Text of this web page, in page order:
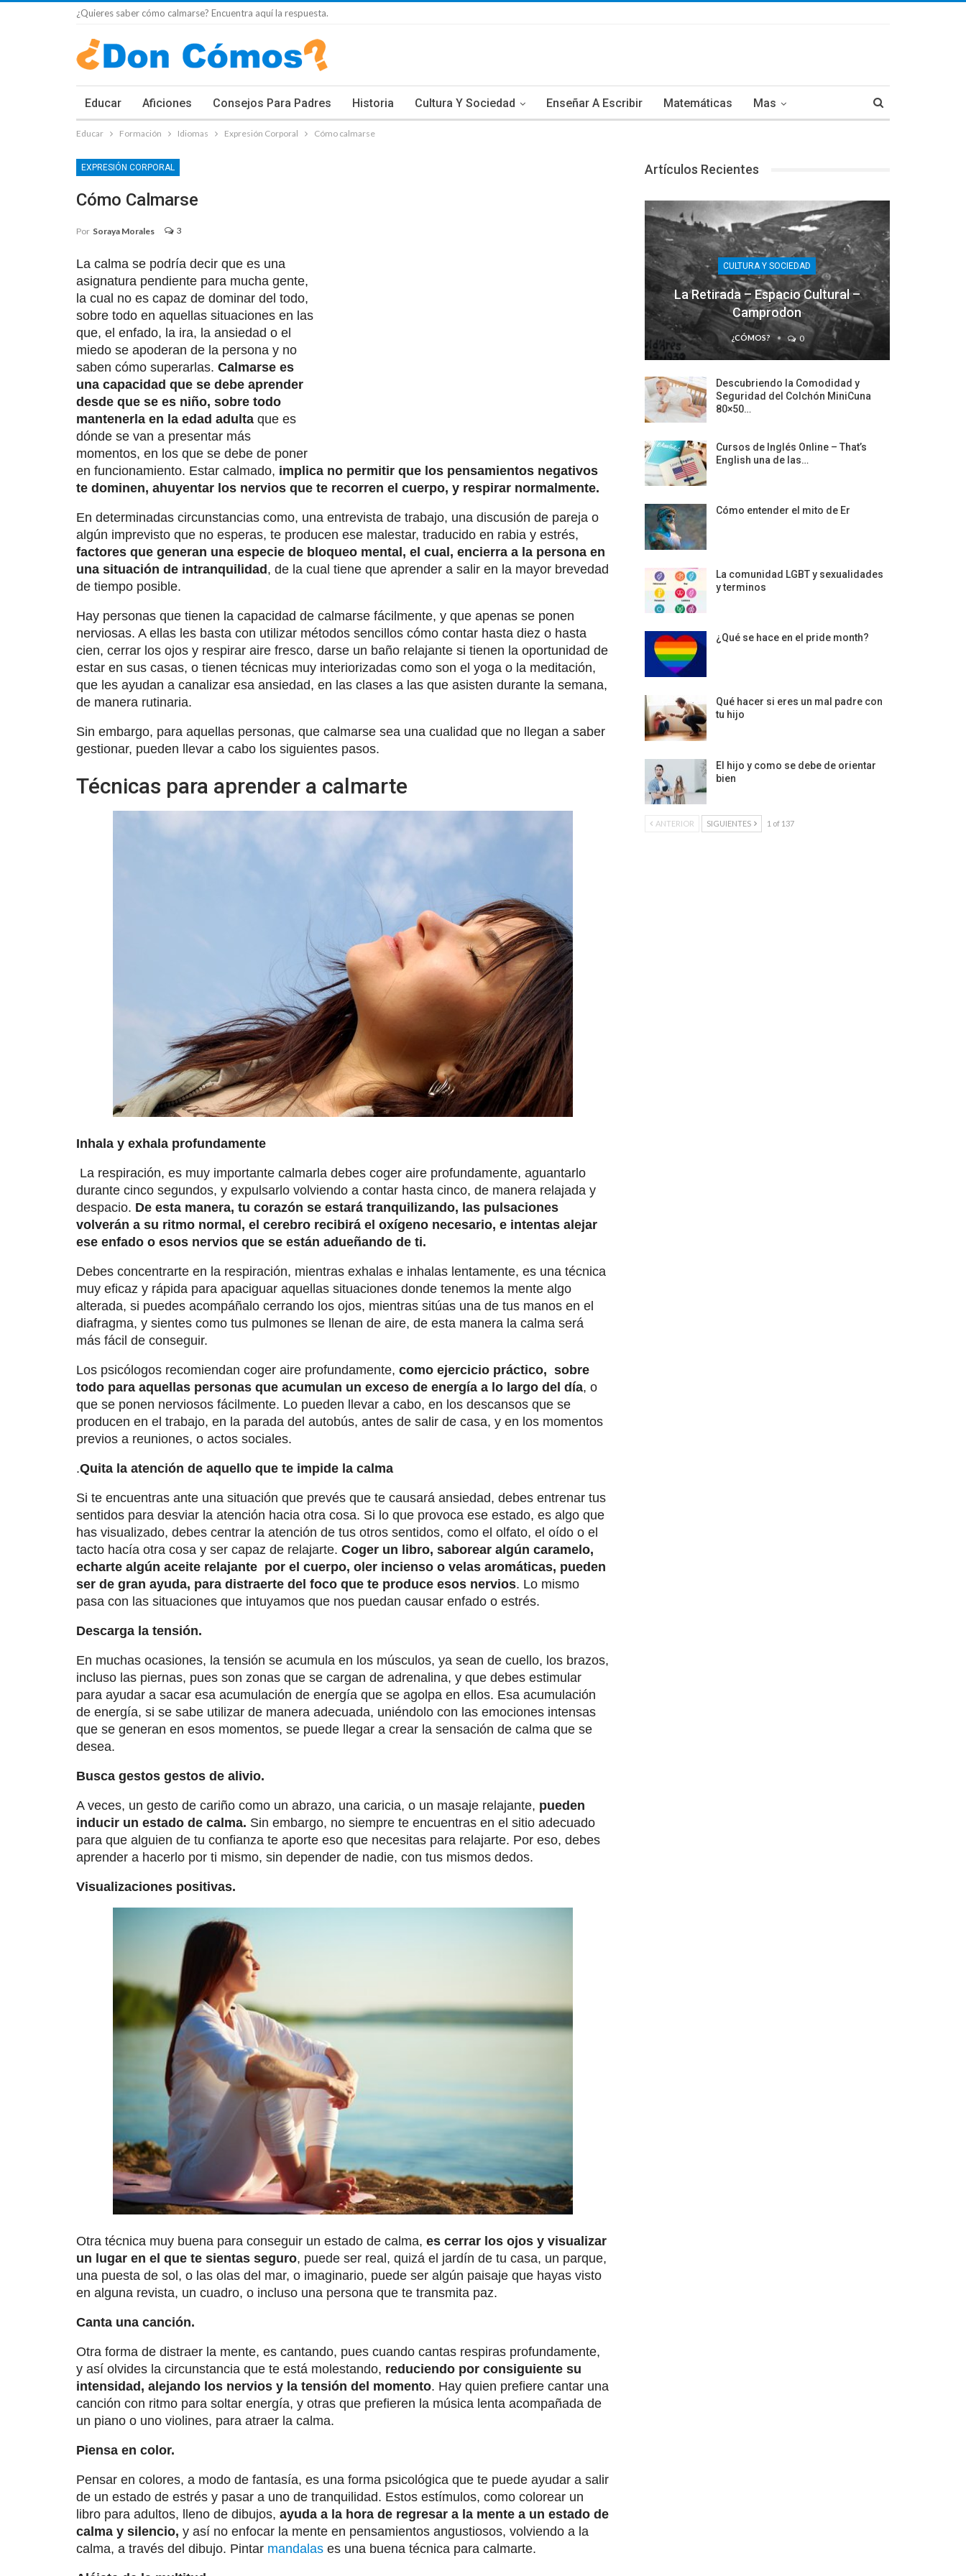
¿Quieres saber cómo calmarse? Encuentra aquí la respuesta.
Educar Aficiones Consejos Para Padres Historia Cultura Y Sociedad Enseñar A Escribir Matemáticas Mas
Educar Formación Idiomas Expresión Corporal Cómo calmarse
EXPRESIÓN CORPORAL
Cómo Calmarse
Por Soraya Morales 3
La calma se podría decir que es una
asignatura pendiente para mucha gente,
la cual no es capaz de dominar del todo,
sobre todo en aquellas situaciones en las
que, el enfado, la ira, la ansiedad o el
miedo se apoderan de la persona y no
saben cómo superarlas. Calmarse es
una capacidad que se debe aprender
desde que se es niño, sobre todo
mantenerla en la edad adulta que es
dónde se van a presentar más
momentos, en los que se debe de poner
en funcionamiento. Estar calmado, implica no permitir que los pensamientos negativos
te dominen, ahuyentar los nervios que te recorren el cuerpo, y respirar normalmente.
En determinadas circunstancias como, una entrevista de trabajo, una discusión de pareja o
algún imprevisto que no esperas, te producen ese malestar, traducido en rabia y estrés,
factores que generan una especie de bloqueo mental, el cual, encierra a la persona en
una situación de intranquilidad, de la cual tiene que aprender a salir en la mayor brevedad
de tiempo posible.
Hay personas que tienen la capacidad de calmarse fácilmente, y que apenas se ponen
nerviosas. A ellas les basta con utilizar métodos sencillos cómo contar hasta diez o hasta
cien, cerrar los ojos y respirar aire fresco, darse un baño relajante si tienen la oportunidad de
estar en sus casas, o tienen técnicas muy interiorizadas como son el yoga o la meditación,
que les ayudan a canalizar esa ansiedad, en las clases a las que asisten durante la semana,
de manera rutinaria.
Sin embargo, para aquellas personas, que calmarse sea una cualidad que no llegan a saber
gestionar, pueden llevar a cabo los siguientes pasos.
Técnicas para aprender a calmarte
Inhala y exhala profundamente
La respiración, es muy importante calmarla debes coger aire profundamente, aguantarlo
durante cinco segundos, y expulsarlo volviendo a contar hasta cinco, de manera relajada y
despacio. De esta manera, tu corazón se estará tranquilizando, las pulsaciones
volverán a su ritmo normal, el cerebro recibirá el oxígeno necesario, e intentas alejar
ese enfado o esos nervios que se están adueñando de ti.
Debes concentrarte en la respiración, mientras exhalas e inhalas lentamente, es una técnica
muy eficaz y rápida para apaciguar aquellas situaciones donde tenemos la mente algo
alterada, si puedes acompáñalo cerrando los ojos, mientras sitúas una de tus manos en el
diafragma, y sientes como tus pulmones se llenan de aire, de esta manera la calma será
más fácil de conseguir.
Los psicólogos recomiendan coger aire profundamente, como ejercicio práctico, sobre
todo para aquellas personas que acumulan un exceso de energía a lo largo del día, o
que se ponen nerviosos fácilmente. Lo pueden llevar a cabo, en los descansos que se
producen en el trabajo, en la parada del autobús, antes de salir de casa, y en los momentos
previos a reuniones, o actos sociales.
.Quita la atención de aquello que te impide la calma
Si te encuentras ante una situación que prevés que te causará ansiedad, debes entrenar tus
sentidos para desviar la atención hacia otra cosa. Si lo que provoca ese estado, es algo que
has visualizado, debes centrar la atención de tus otros sentidos, como el olfato, el oído o el
tacto hacía otra cosa y ser capaz de relajarte. Coger un libro, saborear algún caramelo,
echarte algún aceite relajante por el cuerpo, oler incienso o velas aromáticas, pueden
ser de gran ayuda, para distraerte del foco que te produce esos nervios. Lo mismo
pasa con las situaciones que intuyamos que nos puedan causar enfado o estrés.
Descarga la tensión.
En muchas ocasiones, la tensión se acumula en los músculos, ya sean de cuello, los brazos,
incluso las piernas, pues son zonas que se cargan de adrenalina, y que debes estimular
para ayudar a sacar esa acumulación de energía que se agolpa en ellos. Esa acumulación
de energía, si se sabe utilizar de manera adecuada, uniéndolo con las emociones intensas
que se generan en esos momentos, se puede llegar a crear la sensación de calma que se
desea.
Busca gestos gestos de alivio.
A veces, un gesto de cariño como un abrazo, una caricia, o un masaje relajante, pueden
inducir un estado de calma. Sin embargo, no siempre te encuentras en el sitio adecuado
para que alguien de tu confianza te aporte eso que necesitas para relajarte. Por eso, debes
aprender a hacerlo por ti mismo, sin depender de nadie, con tus mismos dedos.
Visualizaciones positivas.
Otra técnica muy buena para conseguir un estado de calma, es cerrar los ojos y visualizar
un lugar en el que te sientas seguro, puede ser real, quizá el jardín de tu casa, un parque,
una puesta de sol, o las olas del mar, o imaginario, puede ser algún paisaje que hayas visto
en alguna revista, un cuadro, o incluso una persona que te transmita paz.
Canta una canción.
Otra forma de distraer la mente, es cantando, pues cuando cantas respiras profundamente,
y así olvides la circunstancia que te está molestando, reduciendo por consiguiente su
intensidad, alejando los nervios y la tensión del momento. Hay quien prefiere cantar una
canción con ritmo para soltar energía, y otras que prefieren la música lenta acompañada de
un piano o uno violines, para atraer la calma.
Piensa en color.
Pensar en colores, a modo de fantasía, es una forma psicológica que te puede ayudar a salir
de un estado de estrés y pasar a uno de tranquilidad. Estos estímulos, como colorear un
libro para adultos, lleno de dibujos, ayuda a la hora de regresar a la mente a un estado de
calma y silencio, y así no enfocar la mente en pensamientos angustiosos, volviendo a la
calma, a través del dibujo. Pintar mandalas es una buena técnica para calmarte.
Artículos Recientes
CULTURA Y SOCIEDAD
La Retirada – Espacio Cultural –
Camprodon
¿CÓMOS? 0
Descubriendo la Comodidad y
Seguridad del Colchón MiniCuna
80×50…
Cursos de Inglés Online – That’s
English una de las…
Cómo entender el mito de Er
La comunidad LGBT y sexualidades
y terminos
¿Qué se hace en el pride month?
Qué hacer si eres un mal padre con
tu hijo
El hijo y como se debe de orientar
bien
ANTERIOR SIGUIENTES 1 of 137